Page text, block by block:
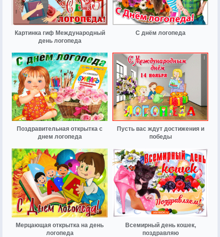
Картинка гиф Международный
день логопеда
С днём логопеда
Поздравительная открытка с
днем логопеда
Пусть вас ждут достижения и
победы
Мерцающая открытка на день
логопеда
Всемирный день кошек,
поздравляю